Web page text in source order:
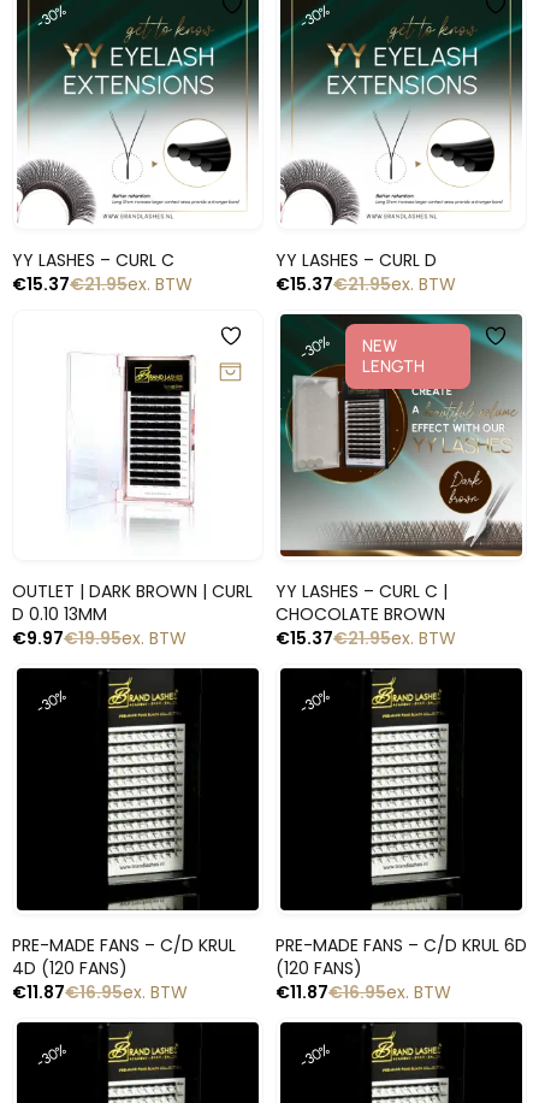
-30%
YY LASHES – CURL C
€21.95
€15.37 ex. BTW
-30%
YY LASHES – CURL D
€21.95
€15.37 ex. BTW
-50%
OUTLET | DARK BROWN | CURL
D 0.10 13MM
€19.95
€9.97 ex. BTW
-30%
NEW
LENGTH
Snelle blik
YY LASHES – CURL C |
CHOCOLATE BROWN
€21.95
€15.37 ex. BTW
-30%
Snelle blik
PRE-MADE FANS – C/D KRUL
4D (120 FANS)
€16.95
€11.87 ex. BTW
-30%
Snelle blik
PRE-MADE FANS – C/D KRUL 6D
(120 FANS)
€16.95
€11.87 ex. BTW
-30% -30%